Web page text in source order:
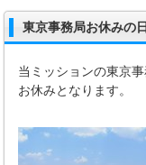
東京事務局お休みの
当ミッションの東京
お休みとなります。